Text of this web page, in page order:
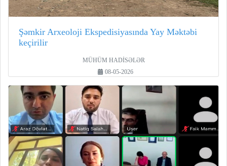
Şəmkir Arxeoloji Ekspedisiyasında Yay Məktəbi
keçirilir
MÜHÜM HADİSƏLƏR
08-05-2026